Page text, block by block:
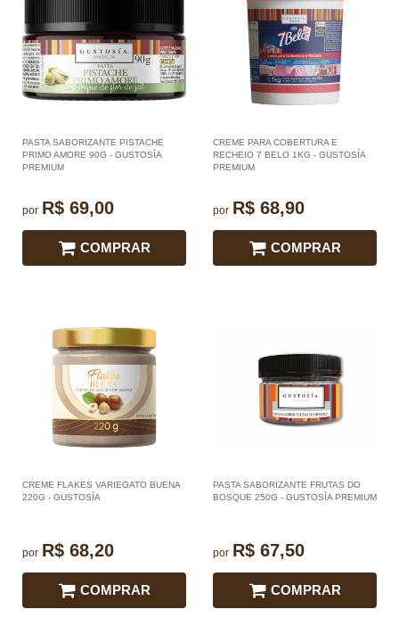
PASTA SABORIZANTE PISTACHE
PRIMO AMORE 90G - GUSTOSÍA
PREMIUM
por R$ 69,00
COMPRAR
CREME PARA COBERTURA E
RECHEIO 7 BELO 1KG - GUSTOSÍA
PREMIUM
por R$ 68,90
COMPRAR
CREME FLAKES VARIEGATO BUENA
220G - GUSTOSÍA
por R$ 68,20
COMPRAR
PASTA SABORIZANTE FRUTAS DO
BOSQUE 250G - GUSTOSÍA PREMIUM
por R$ 67,50
COMPRAR